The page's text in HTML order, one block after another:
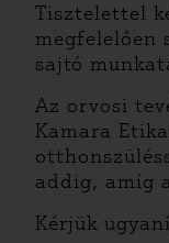
Tisztelettel
megfelelően
sajtó
Az orvosi
Kamara
addig, amíg
Kérjük